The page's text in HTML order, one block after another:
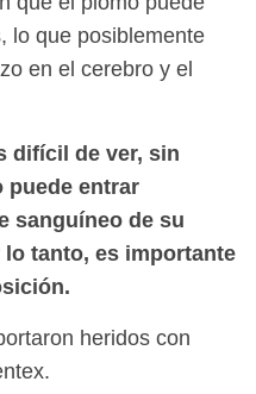
lo que posiblemente
en el cerebro y el
difícil de ver, sin
puede entrar
sanguíneo de su
tanto, es importante
heridos con